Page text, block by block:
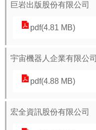
巨岩出版股份有限公司
pdf(4.81 MB)
宇宙機器人企業有限公司
pdf(4.88 MB)
宏全資訊股份有限公司